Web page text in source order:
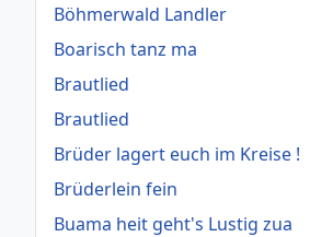
Böhmerwald Landler
Boarisch tanz ma
Brautlied
Brautlied
Brüder lagert euch im Kreise !
Brüderlein fein
Buama heit geht's Lustig zua